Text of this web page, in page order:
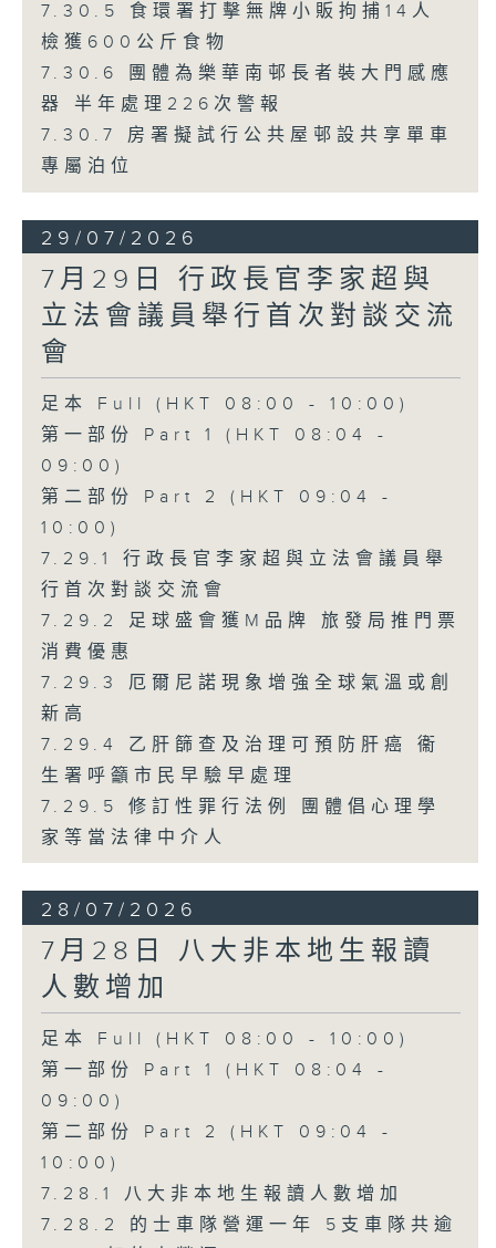
7.30.5 食環署打擊無牌小販拘捕14人
檢獲600公斤食物
7.30.6 團體為樂華南邨長者裝大門感應
器 半年處理226次警報
7.30.7 房署擬試行公共屋邨設共享單車
專屬泊位
29/07/2026
7月29日 行政長官李家超與
立法會議員舉行首次對談交流
會
足本 Full (HKT 08:00 - 10:00)
第一部份 Part 1 (HKT 08:04 -
09:00)
第二部份 Part 2 (HKT 09:04 -
10:00)
7.29.1 行政長官李家超與立法會議員舉
行首次對談交流會
7.29.2 足球盛會獲M品牌 旅發局推門票
消費優惠
7.29.3 厄爾尼諾現象增強全球氣溫或創
新高
7.29.4 乙肝篩查及治理可預防肝癌 衞
生署呼籲市民早驗早處理
7.29.5 修訂性罪行法例 團體倡心理學
家等當法律中介人
28/07/2026
7月28日 八大非本地生報讀
人數增加
足本 Full (HKT 08:00 - 10:00)
第一部份 Part 1 (HKT 08:04 -
09:00)
第二部份 Part 2 (HKT 09:04 -
10:00)
7.28.1 八大非本地生報讀人數增加
7.28.2 的士車隊營運一年 5支車隊共逾